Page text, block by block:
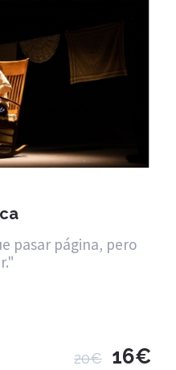
pasar página, pero
20€ 16€